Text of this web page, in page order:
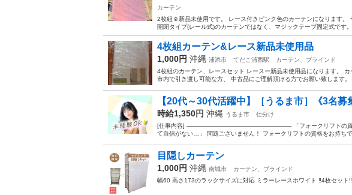
カーテン
2枚組☺️新品未使用です。 レース付きピンク色のカーテンになります
開閉タイプ(レール式)のカーテンではなく、マジックテープ固定式です
4枚組カーテン&レース新品未使用品
1,000円 沖縄 浦添市 てだこ浦西駅
カーテン、ブラインド
4枚組のカーテン、レースセット レースー新品未使用品になります。
市内で引き渡し可能な方、 中古品にご理解頂ける方でお願い致します。
【20代～30代活躍中】［うるま市］《3名
時給1,350円 沖縄 うるま市
仕分け
[仕事内容] ───────────────────────── 「フォークリフトの資
て自信がない…」 問題ございません！ フォークリフトの資格をお持ち
目隠しカーテン
1,000円 沖縄 南城市
カーテン、ブラインド
幅60 高さ173のラックサイズに対応 ミラーレースホワイト ‼️4枚セッ